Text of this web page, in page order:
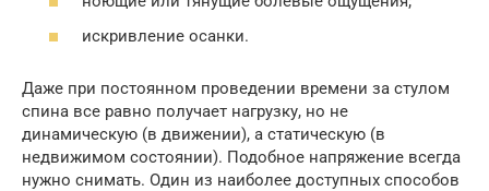
искривление осанки.
Даже при постоянном проведении времени за стулом
спина все равно получает нагрузку, но не
динамическую (в движении), а статическую (в
недвижимом состоянии). Подобное напряжение всегда
нужно снимать. Один из наиболее доступных способов